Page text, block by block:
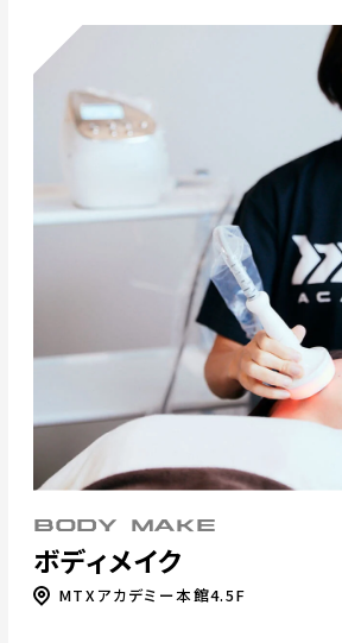
BODY MAKE
ボディメイク
MTXアカデミー本館4.5F